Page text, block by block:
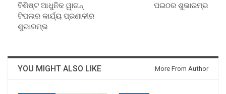
ବିଶିଷ୍ଟ ଆଧୁନିକ ୱାଗନ୍
ଟିପଲର କାର୍ଯ୍ୟ ପ୍ରଣାଳୀର
ଶୁଭାରମ୍ଭ
ପଇଠର ଶୁଭାରମ୍ଭ
YOU MIGHT ALSO LIKE More From Author